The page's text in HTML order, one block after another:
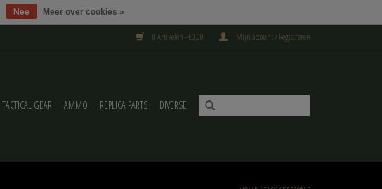
0 Artikelen - €0,00 Mijn account / Registreren
TACTICAL GEAR AMMO REPLICA PARTS DIVERSE
Nee Meer over cookies »